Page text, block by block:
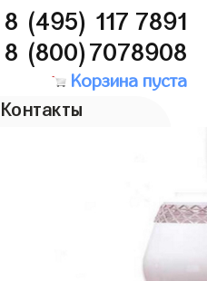
8 (495) 117 7891
8 (800)7078908
Корзина пуста
Контакты